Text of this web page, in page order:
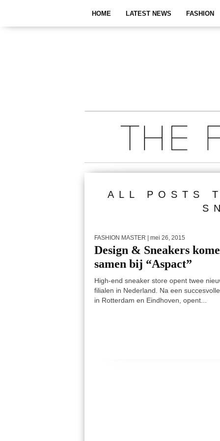
HOME LATEST NEWS FASHION
ALL POSTS
FASHION MASTER | mei 26, 2015
Design & Sneakers
samen bij “Aspact”
High-end sneaker store opent twee
filialen in Nederland. Na een
in Rotterdam en Eindhoven, opent...